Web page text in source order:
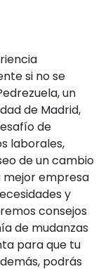
si no se
un
de Madrid,
de
laborales,
de un cambio
mejor empresa
y
consejos
de mudanzas
para que tu
podrás